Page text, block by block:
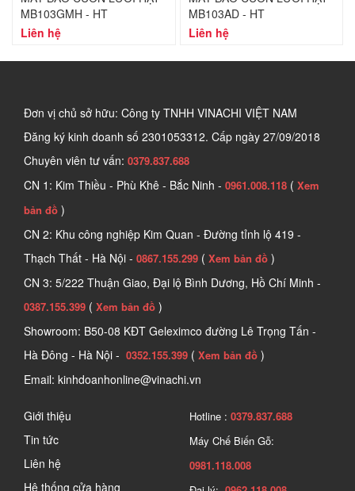
MB103GMH - HT
Liên hệ
MB103AD - HT
Liên hệ
Đơn vị chủ sở hữu: Công ty TNHH VINACHI VIỆT NAM
Đăng ký kinh doanh số 2301053312. Cấp ngày 27/09/2018
Chuyên viên tư vấn: 0379.837.688
CN 1: Kim Thiều - Phù Khê - Bắc Ninh - 0961.008.118 ( Xem
bản đồ )
CN 2: Khu công nghiệp Kim Quan - Đường tỉnh lộ 419 -
Thạch Thất - Hà Nội - 0867.155.299 ( Xem bản đồ )
CN 3: 5/222 Thuận Giao, Đại lộ Bình Dương, Hồ Chí Minh -
0387.155.399 ( Xem bản đồ )
Showroom: B50-08 KĐT Geleximco đường Lê Trọng Tấn -
Hà Đông - Hà Nội - 0352.155.399 ( Xem bản đồ )
Email: kinhdoanhonline@vinachi.vn
Giới thiệu
Tin tức
Liên hệ
Hệ thống cửa hàng
Hotline : 0379.837.688
Máy Chế Biến Gỗ:
0981.118.008